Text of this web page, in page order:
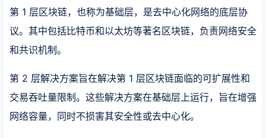
第 1 层区块链，也称为基础层，是去中心化网络的底层协
议。其中包括比特币和以太坊等著名区块链，负责网络安全
和共识机制。
第 2 层解决方案旨在解决第 1 层区块链面临的可扩展性和
交易吞吐量限制。这些解决方案在基础层上运行，旨在增强
网络容量，同时不损害其安全性或去中心化。